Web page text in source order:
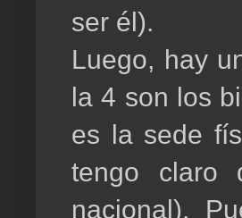
ser él).
Luego, hay
la 4 son los
es la sede
tengo claro
nacional).